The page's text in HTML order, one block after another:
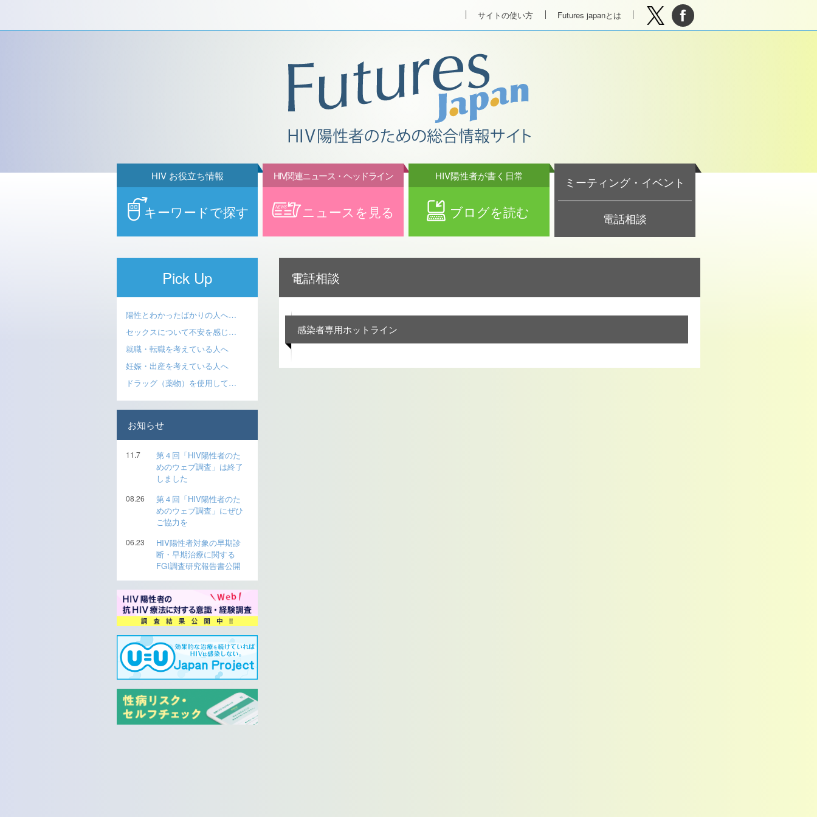
サイトの使い方 Futures japanとは
キーワードで探す
HIV お役立ち情報
ニュースを見る
HIV関連ニュース・ヘッドライン
ブログを読む
HIV陽性者が書く日常 ミーティング・イベント
電話相談
電話相談
感染者専用ホットライン
Pick Up
陽性とわかったばかりの人へ…
セックスについて不安を感じ…
就職・転職を考えている人へ
妊娠・出産を考えている人へ
ドラッグ（薬物）を使用して…
お知らせ
11.7
第４回「HIV陽性者のた
めのウェブ調査」は終了
しました
08.26
第４回「HIV陽性者のた
めのウェブ調査」にぜひ
ご協力を
06.23
HIV陽性者対象の早期診
断・早期治療に関する
FGI調査研究報告書公開